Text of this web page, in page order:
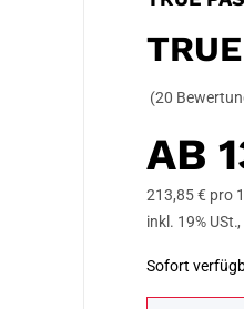
(20
AB
213,85 € pro
inkl. 19% USt.,
Sofort